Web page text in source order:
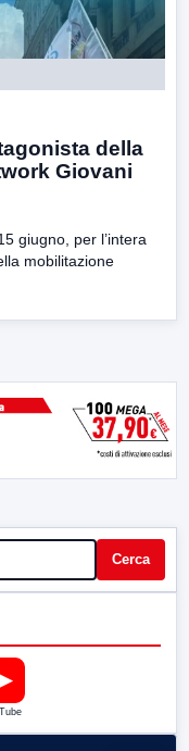
della
Giovani
giugno, per l’intera
mobilitazione
Cerca